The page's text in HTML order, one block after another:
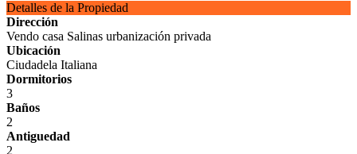
Detalles de la Propiedad
Dirección
Vendo casa Salinas urbanización privada
Ubicación
Ciudadela Italiana
Dormitorios
3
Baños
2
Antiguedad
2